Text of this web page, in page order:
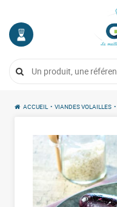
COMPTE
Me
ACCUEIL • VIANDES VOLAILLES •